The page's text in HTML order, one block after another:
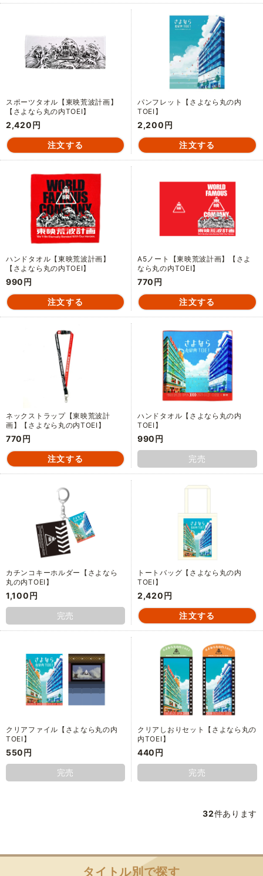
スポーツタオル【東映荒波計画】
【さよなら丸の内TOEI】
2,420円
パンフレット【さよなら丸の内
TOEI】
2,200円
ハンドタオル【東映荒波計画】
【さよなら丸の内TOEI】
990円
A5ノート【東映荒波計画】【さよ
なら丸の内TOEI】
770円
ネックストラップ【東映荒波計
画】【さよなら丸の内TOEI】
770円
ハンドタオル【さよなら丸の内
TOEI】
990円
完売
カチンコキーホルダー【さよなら
丸の内TOEI】
1,100円
完売
トートバッグ【さよなら丸の内
TOEI】
2,420円
クリアファイル【さよなら丸の内
TOEI】
550円
完売
クリアしおりセット【さよなら丸の
内TOEI】
440円
完売
32件あります
タイトル別で探す